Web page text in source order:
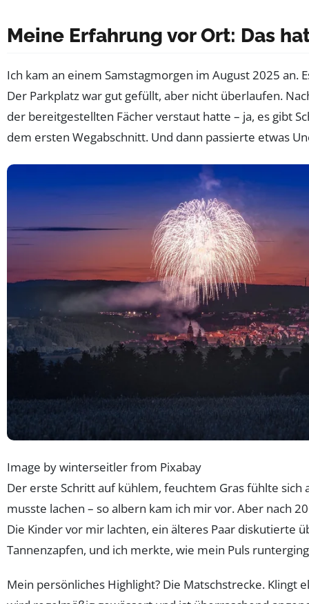
Meine Erfahrung vor Ort: Das
Ich kam an einem Samstagmorgen im August 2025 an.
Der Parkplatz war gut gefüllt, aber nicht überlaufen.
der bereitgestellten Fächer verstaut hatte – ja, es gibt
dem ersten Wegabschnitt. Und dann passierte etwas
Image by winterseitler from Pixabay
Der erste Schritt auf kühlem, feuchtem Gras fühlte sich
musste lachen – so albern kam ich mir vor. Aber nach
Die Kinder vor mir lachten, ein älteres Paar diskutierte
Tannenzapfen, und ich merkte, wie mein Puls
Mein persönliches Highlight? Die Matschstrecke. Klingt